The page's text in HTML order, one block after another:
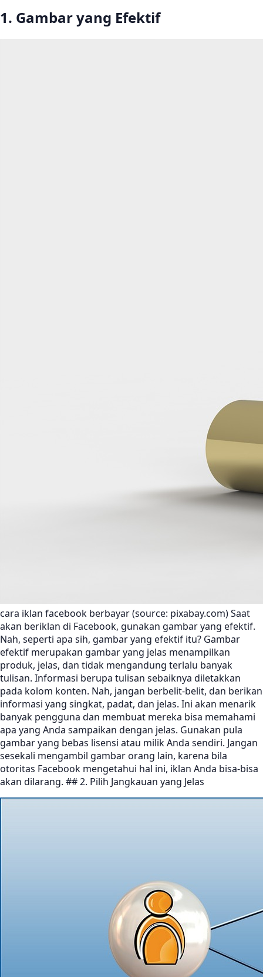
1. Gambar yang Efektif
cara iklan facebook berbayar (source: pixabay.com) Saat
akan beriklan di Facebook, gunakan gambar yang efektif.
Nah, seperti apa sih, gambar yang efektif itu? Gambar
efektif merupakan gambar yang jelas menampilkan
produk, jelas, dan tidak mengandung terlalu banyak
tulisan. Informasi berupa tulisan sebaiknya diletakkan
pada kolom konten. Nah, jangan berbelit-belit, dan berikan
informasi yang singkat, padat, dan jelas. Ini akan menarik
banyak pengguna dan membuat mereka bisa memahami
apa yang Anda sampaikan dengan jelas. Gunakan pula
gambar yang bebas lisensi atau milik Anda sendiri. Jangan
sesekali mengambil gambar orang lain, karena bila
otoritas Facebook mengetahui hal ini, iklan Anda bisa-bisa
akan dilarang. ## 2. Pilih Jangkauan yang Jelas